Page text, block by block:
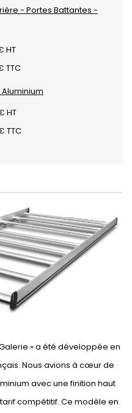
- Portes Battantes -
HT
TTC
HT
TTC
» a été développée en
Nous avions à cœur de
avec une finition haut
compétitif. Ce modèle en